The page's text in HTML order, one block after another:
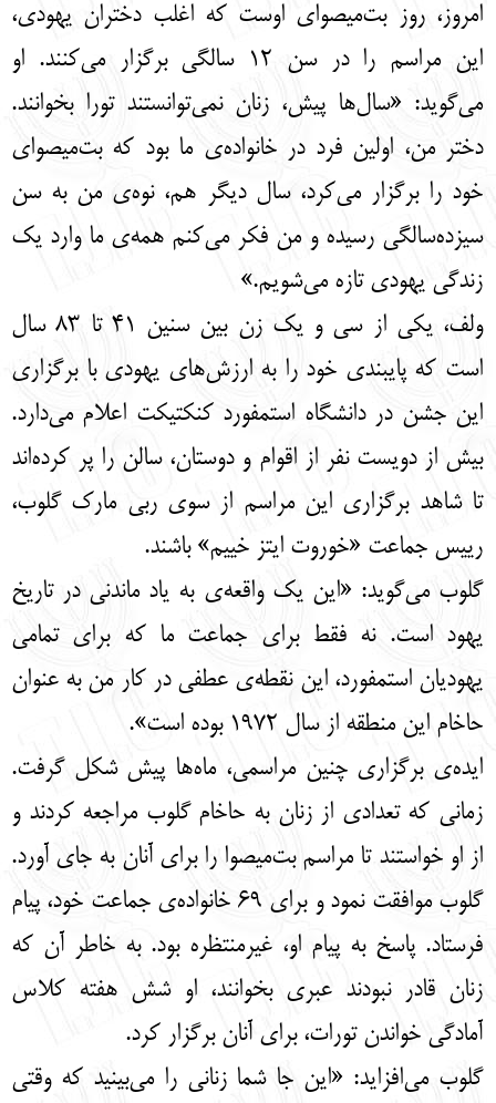
امروز، روز بت‌میصوای اوست که اغلب دختران یهودی،
این مراسم را در سن 12 سالگی برگزار می‌کنند. او
می‌گوید: «سال‌ها پیش، زنان نمی‌توانستند تورا بخوانند.
دختر من، اولین فرد در خانواده‌ی ما بود که بت‌میصوای
خود را برگزار می‌کرد، سال دیگر هم، نوه‌ی من به سن
سیزده‌سالگی رسیده و من فکر می‌کنم همه‌ی ما وارد یک
زندگی یهودی تازه می‌شویم.»
ولف، یکی از سی و یک زن بین سنین 41 تا 83 سال
است که پایبندی خود را به ارزش‌های یهودی با برگزاری
این جشن در دانشگاه استمفورد کنکتیکت اعلام می‌دارد.
بیش از دویست نفر از اقوام و دوستان، سالن را پر کرده‌اند
تا شاهد برگزاری این مراسم از سوی ربی مارک گلوب،
رییس جماعت «خوروت ایتز خییم» باشند.
گلوب می‌گوید: «این یک واقعه‌ی به یاد ماندنی در تاریخ
یهود است. نه فقط برای جماعت ما که برای تمامی
یهودیان استمفورد، این نقطه‌ی عطفی در کار من به عنوان
حاخام این منطقه از سال 1972 بوده است».
ایده‌ی برگزاری چنین مراسمی، ماه‌ها پیش شکل گرفت.
زمانی که تعدادی از زنان به حاخام گلوب مراجعه کردند و
از او خواستند تا مراسم بت‌میصوا را برای آنان به جای آورد.
گلوب موافقت نمود و برای 69 خانواده‌ی جماعت خود، پیام
فرستاد. پاسخ به پیام او، غیرمنتظره بود. به خاطر آن که
زنان قادر نبودند عبری بخوانند، او شش هفته کلاس
آمادگی خواندن تورات، برای آنان برگزار کرد.
گلوب می‌افزاید: «این جا شما زنانی را می‌بینید که وقتی